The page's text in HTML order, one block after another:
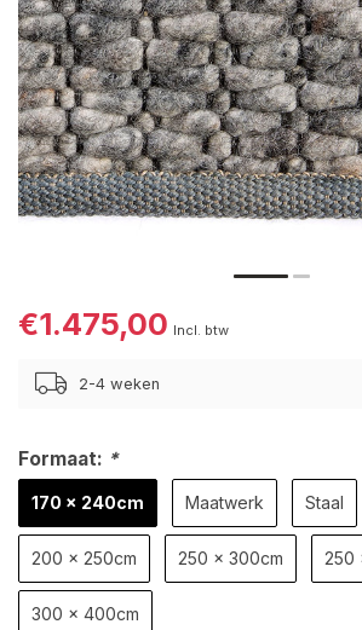
€1.475,00 Incl. btw
2-4 weken
Formaat: *
170 x 240cm Maatwerk Staal
200 x 250cm 250 x 300cm 250
300 x 400cm